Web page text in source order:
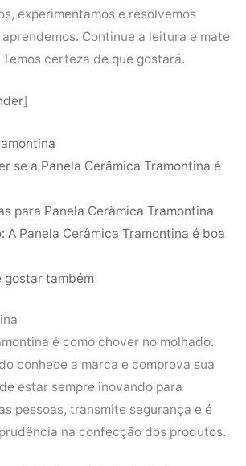
experimentamos e resolvemos
Continue a leitura e mate
certeza de que gostará.
]
se a Panela Cerâmica Tramontina é
para Panela Cerâmica Tramontina
A Panela Cerâmica Tramontina é boa
gostar também
é como chover no molhado.
conhece a marca e comprova sua
estar sempre inovando para
pessoas, transmite segurança e é
na confecção dos produtos.